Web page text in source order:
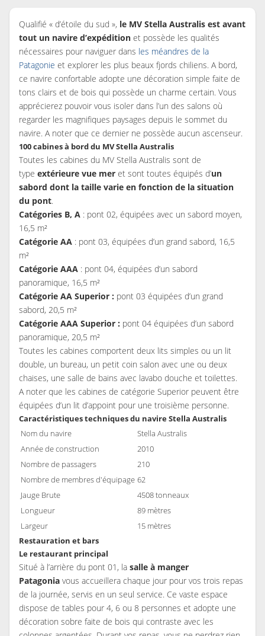
Qualifié « d’étoile du sud », le MV Stella Australis est avant
tout un navire d’expédition et possède les qualités
nécessaires pour naviguer dans les méandres de la
Patagonie et explorer les plus beaux fjords chiliens. A bord,
ce navire confortable adopte une décoration simple faite de
tons clairs et de bois qui possède un charme certain. Vous
apprécierez pouvoir vous isoler dans l’un des salons où
regarder les magnifiques paysages depuis le sommet du
navire. A noter que ce dernier ne possède aucun ascenseur.
100 cabines à bord du MV Stella Australis
Toutes les cabines du MV Stella Australis sont de
type extérieure vue mer et sont toutes équipés d’un
sabord dont la taille varie en fonction de la situation
du pont.
Catégories B, A : pont 02, équipées avec un sabord moyen,
16,5 m²
Catégorie AA : pont 03, équipées d’un grand sabord, 16,5
m²
Catégorie AAA : pont 04, équipées d’un sabord
panoramique, 16,5 m²
Catégorie AA Superior : pont 03 équipées d’un grand
sabord, 20,5 m²
Catégorie AAA Superior : pont 04 équipées d’un sabord
panoramique, 20,5 m²
Toutes les cabines comportent deux lits simples ou un lit
double, un bureau, un petit coin salon avec une ou deux
chaises, une salle de bains avec lavabo douche et toilettes.
A noter que les cabines de catégorie Superior peuvent être
équipées d’un lit d’appoint pour une troisième personne.
Caractéristiques techniques du navire Stella Australis
Nom du navire
Stella Australis
Année de construction
2010
Nombre de passagers
210
Nombre de membres d'équipage 62
Jauge Brute
4508 tonneaux
Longueur
89 mètres
Largeur
15 mètres
Restauration et bars
Le restaurant principal
Situé à l’arrière du pont 01, la salle à manger
Patagonia vous accueillera chaque jour pour vos trois repas
de la journée, servis en un seul service. Ce vaste espace
dispose de tables pour 4, 6 ou 8 personnes et adopte une
décoration sobre faite de bois qui contraste avec les